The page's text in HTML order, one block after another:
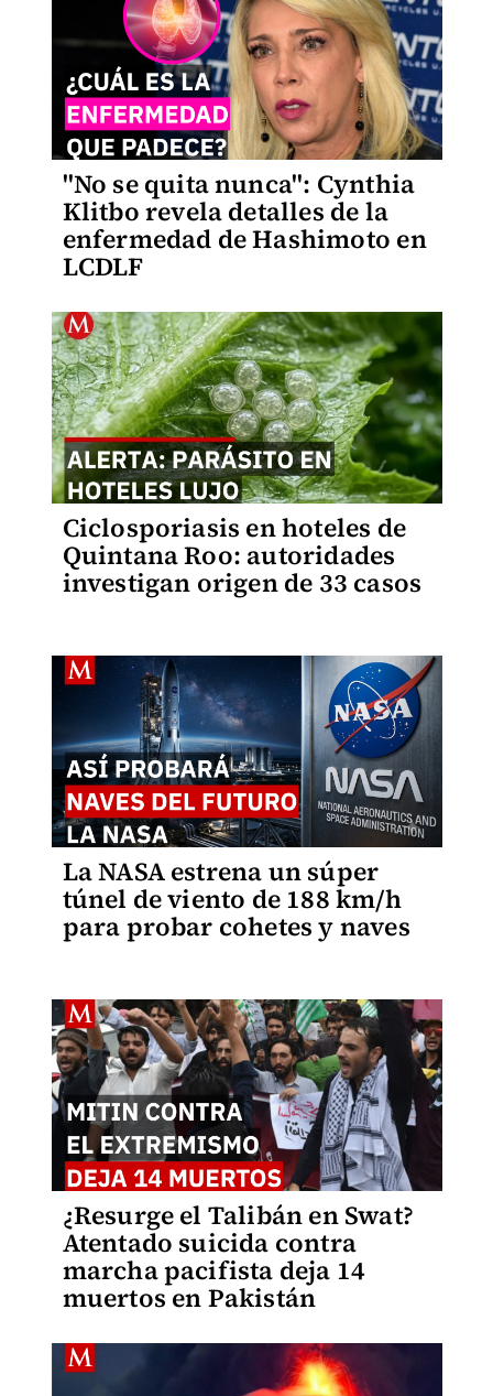
"No se quita nunca": Cynthia
Klitbo revela detalles de la
enfermedad de Hashimoto en
LCDLF
Ciclosporiasis en hoteles de
Quintana Roo: autoridades
investigan origen de 33 casos
La NASA estrena un súper
túnel de viento de 188 km/h
para probar cohetes y naves
¿Resurge el Talibán en Swat?
Atentado suicida contra
marcha pacifista deja 14
muertos en Pakistán